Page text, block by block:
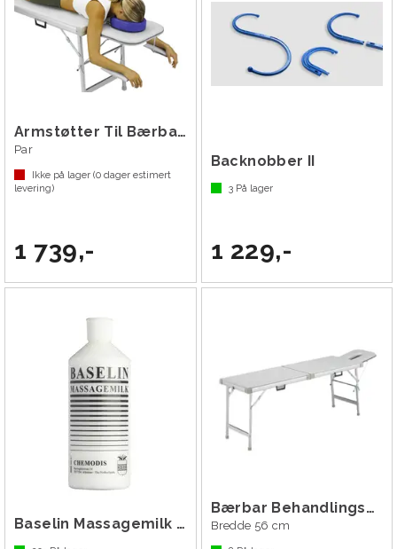
Armstøtter Til Bærbar Behandlingsbenk
Par
Ikke på lager (0 dager estimert
levering)
1 739,-
Backnobber II
3På lager
1 229,-
Baselin Massagemilk 500 ml
Bærbar Behandlingsbenk Grå
Bredde 56 cm